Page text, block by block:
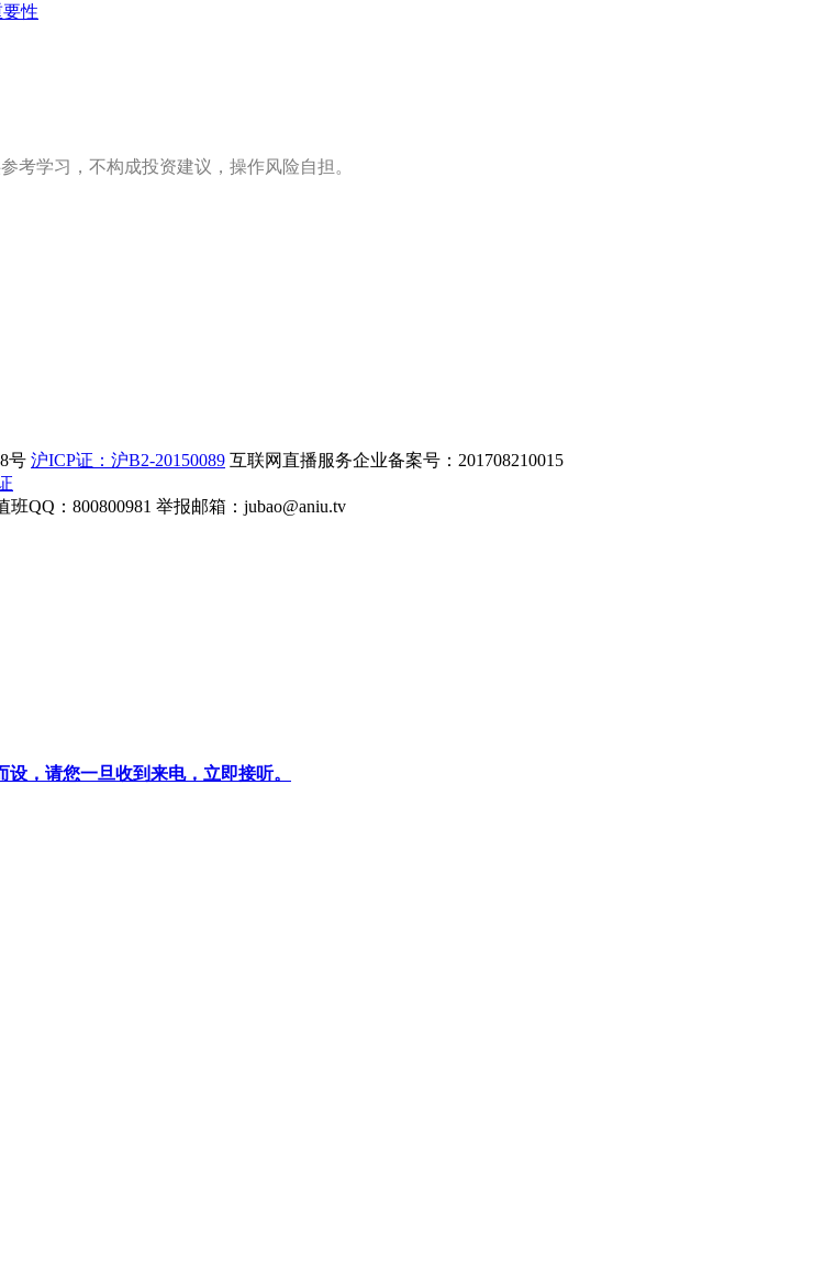
性
考学习，不构成投资建议，操作风险自担。
号 沪ICP证：沪B2-20150089 互联网直播服务企业备案号：201708210015
班QQ：800800981 举报邮箱： jubao@aniu.tv
，请您一旦收到来电，立即接听。